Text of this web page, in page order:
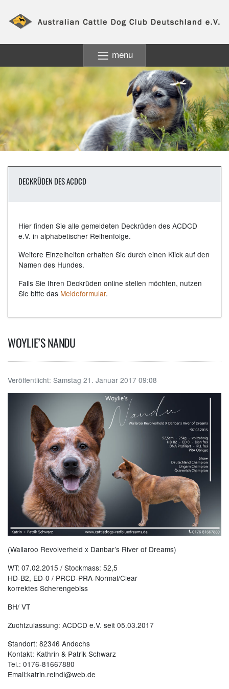
menu
DECKRÜDEN DES ACDCD
Hier finden Sie alle gemeldeten Deckrüden des ACDCD
e.V. in alphabetischer Reihenfolge.
Weitere Einzelheiten erhalten Sie durch einen Klick auf den
Namen des Hundes.
Falls Sie Ihren Deckrüden online stellen möchten, nutzen
Sie bitte das Meldeformular.
WOYLIE’S NANDU
Veröffentlicht: Samstag 21. Januar 2017 09:08
(Wallaroo Revolverheld x Danbar’s River of Dreams)
WT: 07.02.2015 / Stockmass: 52,5
HD-B2, ED-0 / PRCD-PRA-Normal/Clear
korrektes Scherengebiss
BH/ VT
Zuchtzulassung: ACDCD e.V. seit 05.03.2017
Standort: 82346 Andechs
Kontakt: Kathrin & Patrik Schwarz
Tel.: 0176-81667880
Email:katrin.reindl@web.de